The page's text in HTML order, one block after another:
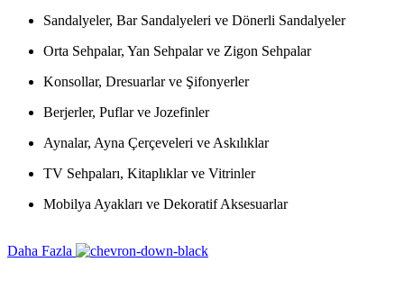
Sandalyeler, Bar Sandalyeleri ve Dönerli Sandalyeler
Orta Sehpalar, Yan Sehpalar ve Zigon Sehpalar
Konsollar, Dresuarlar ve Şifonyerler
Berjerler, Puflar ve Jozefinler
Aynalar, Ayna Çerçeveleri ve Askılıklar
TV Sehpaları, Kitaplıklar ve Vitrinler
Mobilya Ayakları ve Dekoratif Aksesuarlar
Daha Fazla